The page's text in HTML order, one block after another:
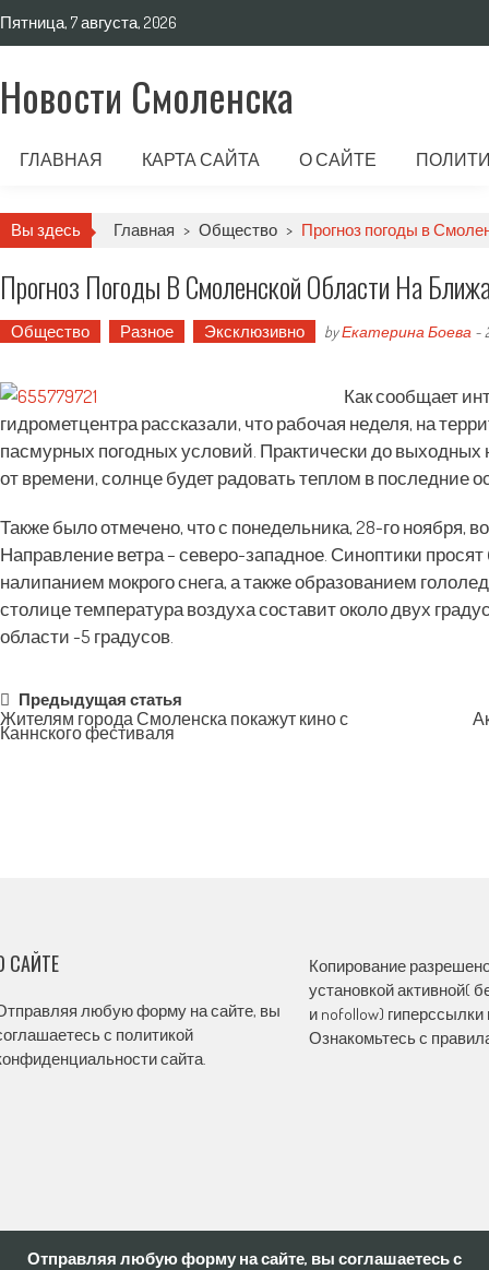
Пятница, 7 августа, 2026
Новости Смоленска
ГЛАВНАЯ КАРТА САЙТА О САЙТЕ
Вы здесь Главная > Общество > Прогноз погоды в
Прогноз Погоды В Смоленской Области На
Общество Разное Эксклюзивно byЕкатерина Боева -
Как сообщает
гидрометцентра рассказали, что рабочая неделя, на
пасмурных погодных условий. Практически до выходных
от времени, солнце будет радовать теплом в последние
Также было отмечено, что с понедельника, 28-го ноября,
Направление ветра – северо-западное. Синоптики
налипанием мокрого снега, а также образованием
столице температура воздуха составит около двух
области -5 градусов.
Post
navigation
Предыдущая статья
Жителям города Смоленска покажут кино с
Каннского фестиваля
САЙТЕ
любую форму на сайте, вы
с политикой
сайта.
Копирование
установкой активной(
и nofollow) гиперссылки
Ознакомьтесь с
Отправляя любую форму на сайте, вы соглашаетесь с